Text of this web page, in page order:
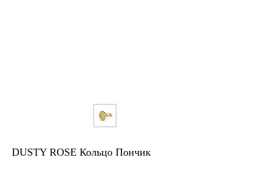
DUSTY ROSE Кольцо Пончик